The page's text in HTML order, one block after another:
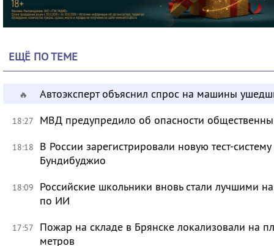
ЕЩЁ ПО ТЕМЕ
🔥 Автоэксперт объяснил спрос на машины
18:27 МВД предупредило об опасности
18:18
В России зарегистрировали новую тест-
Бундибуджио
18:09
Российские школьники вновь стали лучшими
по ИИ
17:57
Пожар на складе в Брянске локализовали на
метров